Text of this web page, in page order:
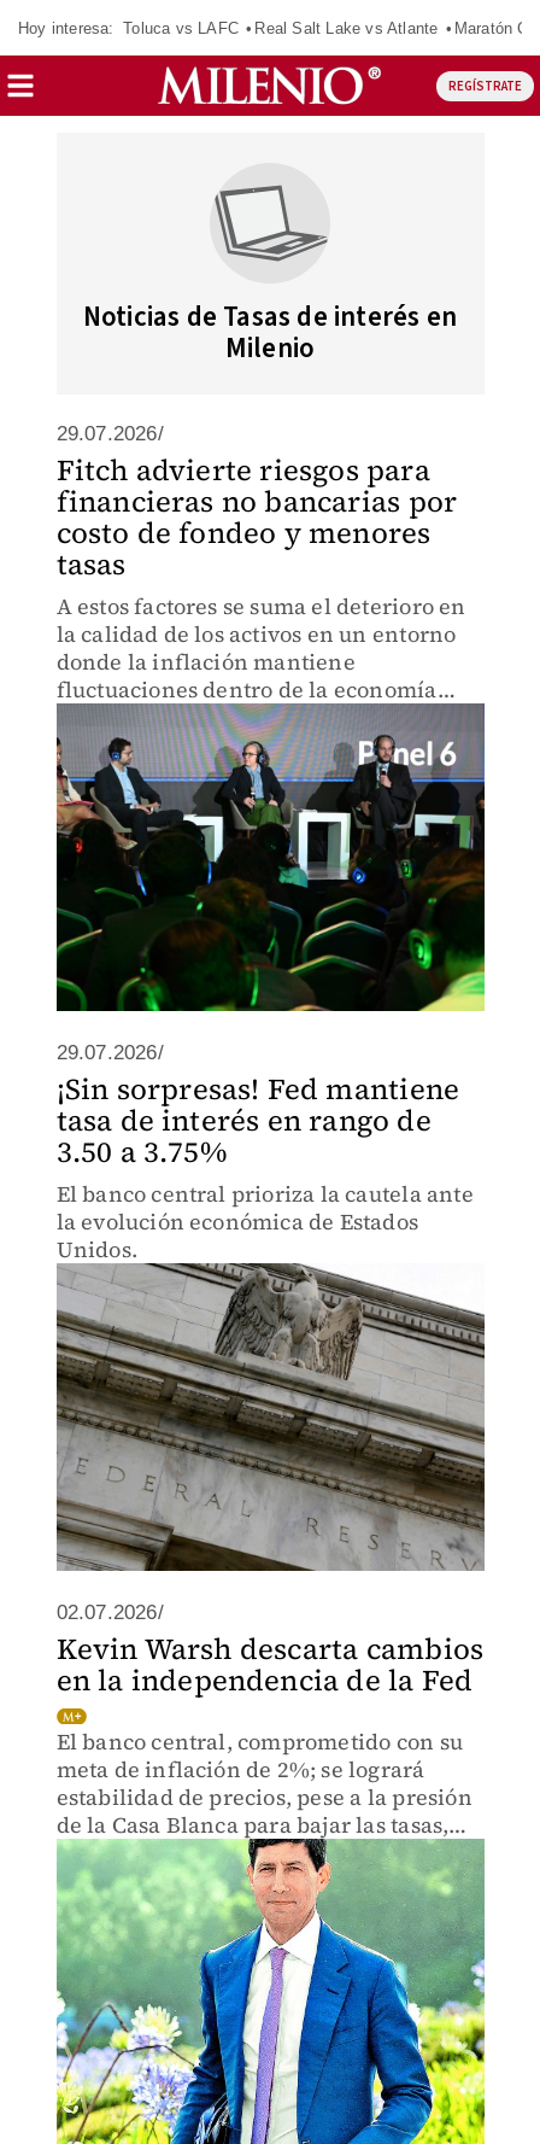
Hoy interesa: Toluca vs LAFC Real Salt Lake vs Atlante Maratón
REGÍSTRATE
Noticias de Tasas de interés en
Milenio
29.07.2026/
Fitch advierte riesgos para
financieras no bancarias por
costo de fondeo y menores
tasas
A estos factores se suma el deterioro en
la calidad de los activos en un entorno
donde la inflación mantiene
fluctuaciones dentro de la economía
nacional.
29.07.2026/
¡Sin sorpresas! Fed mantiene
tasa de interés en rango de
3.50 a 3.75%
El banco central prioriza la cautela ante
la evolución económica de Estados
Unidos.
02.07.2026/
Kevin Warsh descarta cambios
en la independencia de la Fed
El banco central, comprometido con su
meta de inflación de 2%; se logrará
estabilidad de precios, pese a la presión
de la Casa Blanca para bajar las tasas,
afirma